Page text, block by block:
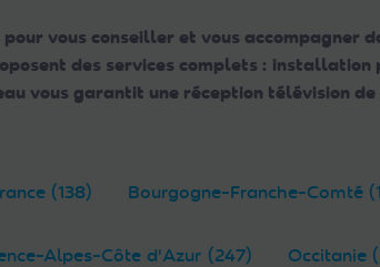
pour vous conseiller et vous
des services complets : installation
vous garantit une réception télévision
(138) Bourgogne-Franche-Comté
Alpes-Côte d'Azur (247) Occitanie